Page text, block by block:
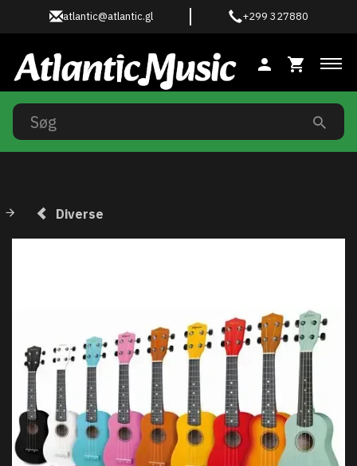
atlantic@atlantic.gl +299 327880
Diverse